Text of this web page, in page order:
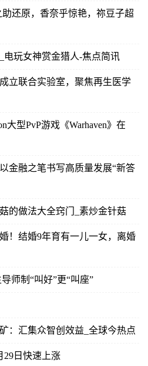
助还原，香奈乎惊艳，祢豆子超
电玩女神赏金猎人-焦点简讯
立联合实验室，聚焦再生医学
大型PvP游戏《Warhaven》在
金融之笔书写高质量发展“新答
的做法大全窍门_素炒金针菇
！结婚9年育有一儿一女，离婚
师制“叫好”更“叫座”
：汇集众智创效益_全球今热点
29日快速上涨